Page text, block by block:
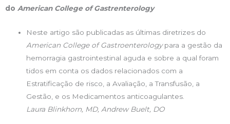
do American College of Gastrenterology
Neste artigo são publicadas as últimas diretrizes do
American College of Gastroenterologypara a gestão da
hemorragia gastrointestinal aguda e sobre a qual foram
tidos em conta os dados relacionados com a
Estratificação de risco, a Avaliação, a Transfusão, a
Gestão, e os Medicamentos anticoagulantes.
Laura Blinkhorn, MD, Andrew Buelt, DO